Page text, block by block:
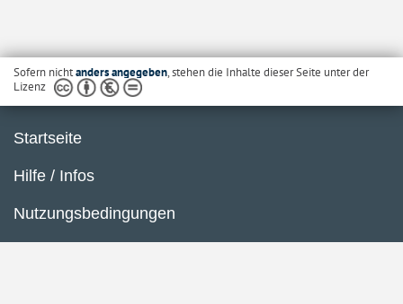
Sofern nichtanders angegeben, stehen die Inhalte dieser Seite unter der
Lizenz
Startseite
Hilfe / Infos
Nutzungsbedingungen